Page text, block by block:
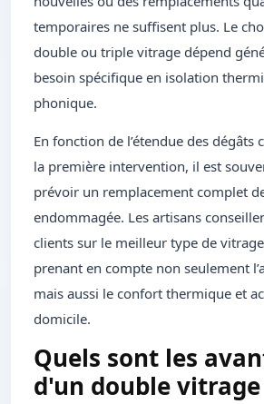
temporaires ne suffisent plus. Le
double ou triple vitrage dépend
besoin spécifique en isolation
phonique.
En fonction de l’étendue des dégâts
la première intervention, il est
prévoir un remplacement complet
endommagée. Les artisans
clients sur le meilleur type de
prenant en compte non seulement
mais aussi le confort thermique et
domicile.
Quels sont les
d'un double vitrage